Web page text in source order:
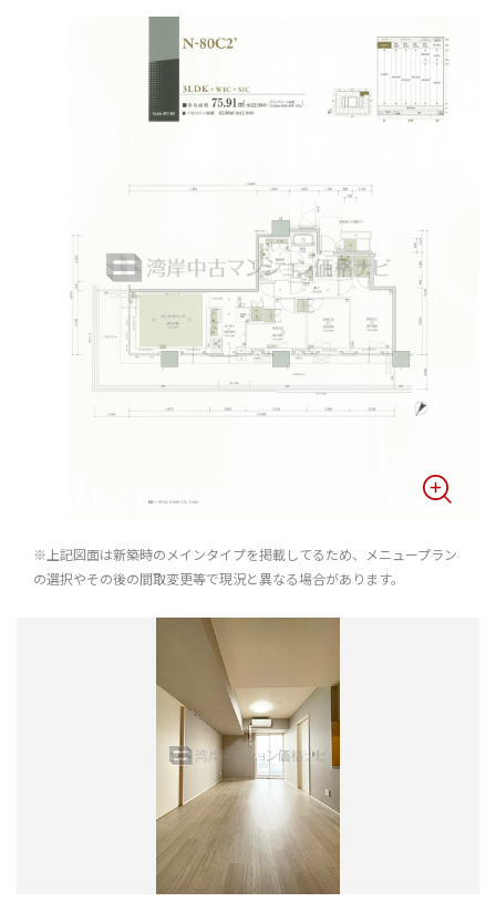
※上記図面は新築時のメインタイプを掲載してるため、メニュープラン
の選択やその後の間取変更等で現況と異なる場合があります。